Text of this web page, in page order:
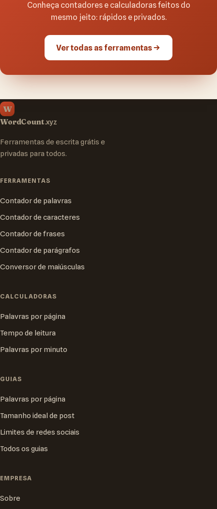
Conheça contadores e calculadoras feitos do
mesmo jeito: rápidos e privados.
Ver todas as ferramentas
W
WordCount.xyz
Ferramentas de escrita grátis e
privadas para todos.
FERRAMENTAS
Contador de palavras
Contador de caracteres
Contador de frases
Contador de parágrafos
Conversor de maiúsculas
CALCULADORAS
Palavras por página
Tempo de leitura
Palavras por minuto
GUIAS
Palavras por página
Tamanho ideal de post
Limites de redes sociais
Todos os guias
EMPRESA
Sobre